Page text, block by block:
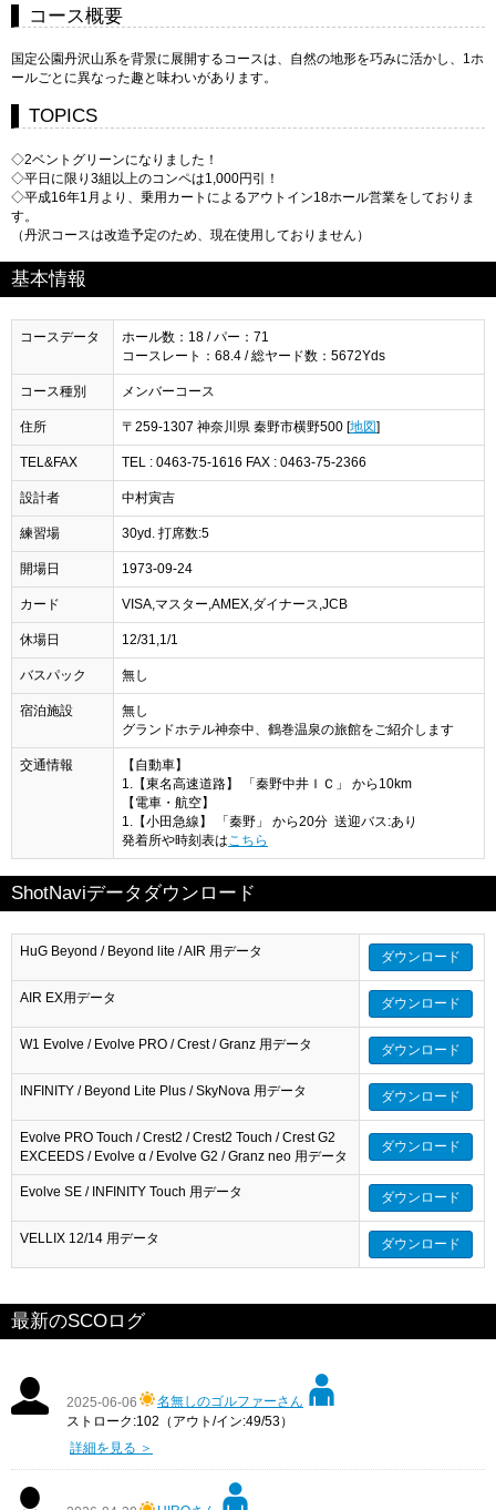
コース概要
国定公園丹沢山系を背景に展開するコースは、自然の地形を巧みに活かし、1ホ
ールごとに異なった趣と味わいがあります。
TOPICS
◇2ベントグリーンになりました！
◇平日に限り3組以上のコンペは1,000円引！
◇平成16年1月より、乗用カートによるアウトイン18ホール営業をしておりま
す。
（丹沢コースは改造予定のため、現在使用しておりません）
基本情報
コースデータ
ホール数：18 / パー：71
コースレート：68.4 / 総ヤード数：5672Yds
コース種別 メンバーコース
住所 〒259-1307 神奈川県 秦野市横野500 [地図]
TEL&FAX TEL : 0463-75-1616 FAX : 0463-75-2366
設計者 中村寅吉
練習場 30yd. 打席数:5
開場日 1973-09-24
カード VISA,マスター,AMEX,ダイナース,JCB
休場日 12/31,1/1
バスパック 無し
宿泊施設
無し
グランドホテル神奈中、鶴巻温泉の旅館をご紹介します
交通情報
【自動車】
1.【東名高速道路】 「秦野中井ＩＣ」 から10km
【電車・航空】
1.【小田急線】 「秦野」 から20分 送迎バス:あり
発着所や時刻表は こちら
ShotNaviデータダウンロード
HuG Beyond / Beyond lite / AIR 用データ ダウンロード
AIR EX用データ ダウンロード
W1 Evolve / Evolve PRO / Crest / Granz 用データ ダウンロード
INFINITY / Beyond Lite Plus / SkyNova 用データ ダウンロード
Evolve PRO Touch / Crest2 / Crest2 Touch / Crest G2
EXCEEDS / Evolve α / Evolve G2 / Granz neo 用データ
ダウンロード
Evolve SE / INFINITY Touch 用データ ダウンロード
VELLIX 12/14 用データ ダウンロード
最新のSCOログ
2025-06-06
名無しのゴルファーさん
ストローク:102（アウト/イン:49/53）
詳細を見る ＞